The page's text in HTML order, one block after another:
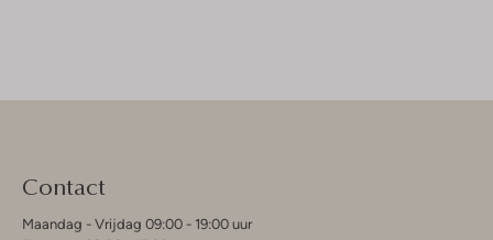
Contact
Maandag - Vrijdag 09:00 - 19:00 uur